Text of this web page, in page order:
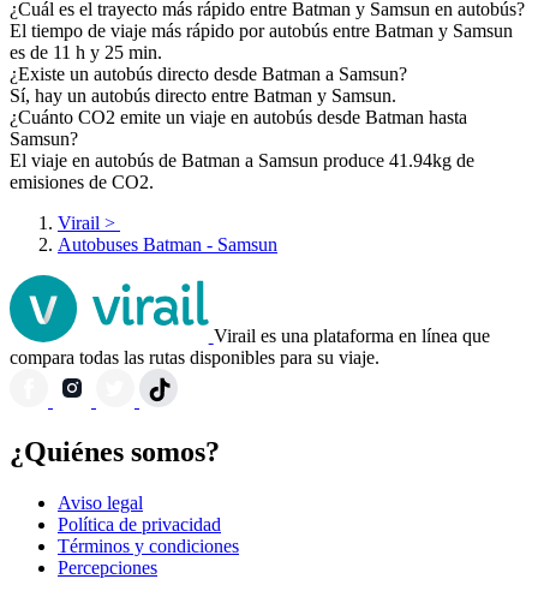
¿Cuál es el trayecto más rápido entre Batman y Samsun en autobús?
El tiempo de viaje más rápido por autobús entre Batman y Samsun
es de 11 h y 25 min.
¿Existe un autobús directo desde Batman a Samsun?
Sí, hay un autobús directo entre Batman y Samsun.
¿Cuánto CO2 emite un viaje en autobús desde Batman hasta
Samsun?
El viaje en autobús de Batman a Samsun produce 41.94kg de
emisiones de CO2.
Virail >
Autobuses Batman - Samsun
Virail es una plataforma en línea que
compara todas las rutas disponibles para su viaje.
¿Quiénes somos?
Aviso legal
Política de privacidad
Términos y condiciones
Percepciones